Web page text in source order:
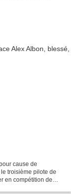
cause de
troisième pilote de
en compétition de